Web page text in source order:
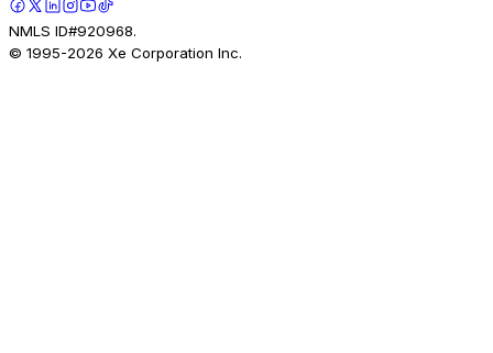
NMLS ID#920968.
© 1995-2026 Xe Corporation Inc.